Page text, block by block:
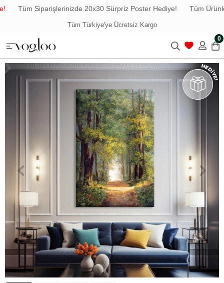
Tüm Siparişlerinizde 20x30 Sürpriz Poster Hediye! Tüm
Tüm Türkiye'ye Ücretsiz Kargo
0